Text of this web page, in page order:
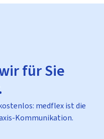
für Sie
medflex ist die
Kommunikation.